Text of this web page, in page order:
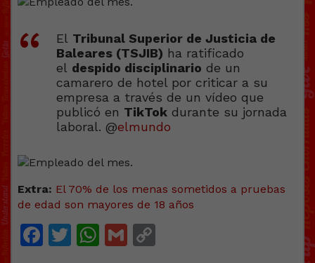
El Tribunal Superior de Justicia de
Baleares (TSJIB) ha ratificado
el despido disciplinario de un
camarero de hotel por criticar a su
empresa a través de un vídeo que
publicó en TikTok durante su jornada
laboral. @elmundo
Extra: El 70% de los menas sometidos a pruebas
de edad son mayores de 18 años
Facebook
Twitter
WhatsApp
Gmail